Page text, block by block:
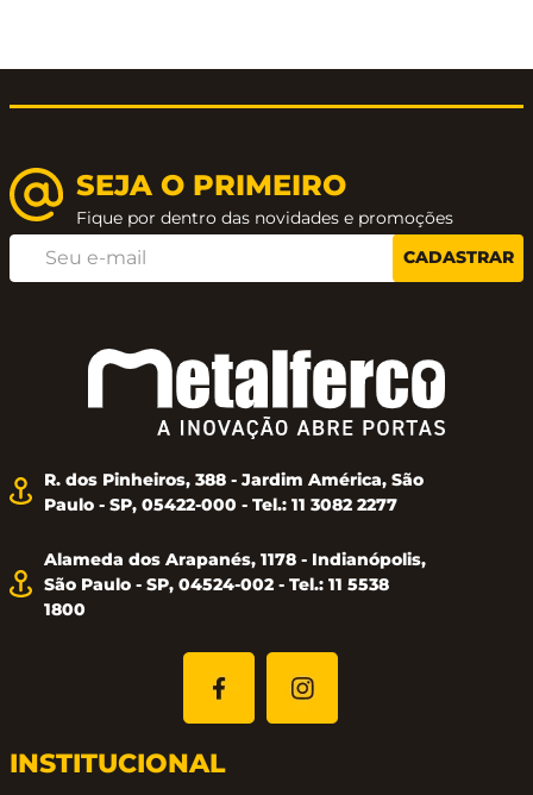
SEJA O PRIMEIRO
Fique por dentro das novidades e promoções
CADASTRAR
R. dos Pinheiros, 388 - Jardim América, São
Paulo - SP, 05422-000 - Tel.: 11 3082 2277
Alameda dos Arapanés, 1178 - Indianópolis,
São Paulo - SP, 04524-002 - Tel.: 11 5538
1800
INSTITUCIONAL